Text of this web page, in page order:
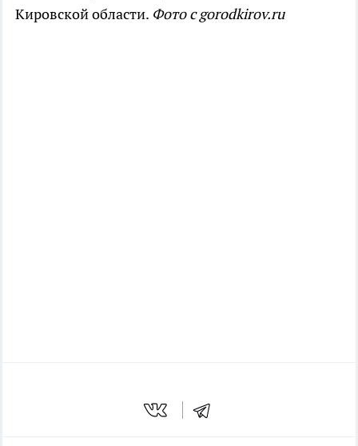
Кировской области. Фото с gorodkirov.ru